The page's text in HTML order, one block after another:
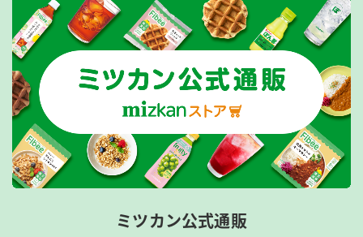
ミツカン公式通販